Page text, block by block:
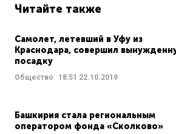
Читайте также
Самолет, летевший в Уфу из
Краснодара, совершил
посадку
Общество 18:51 22.10.2019
Башкирия стала региональным
оператором фонда «Сколково»